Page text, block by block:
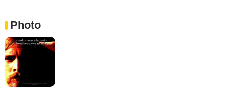
Photo